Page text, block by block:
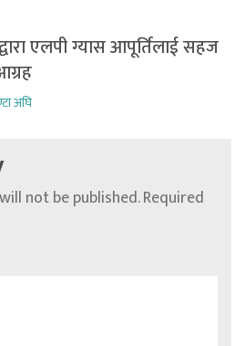
एलपी ग्यास आपूर्तिलाई सहज
अघि
not be published.Required